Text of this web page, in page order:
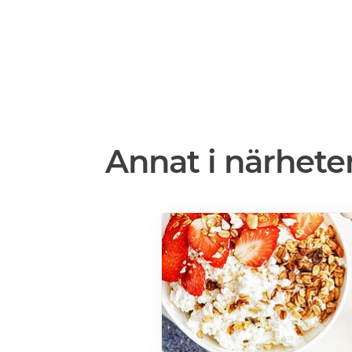
Annat i